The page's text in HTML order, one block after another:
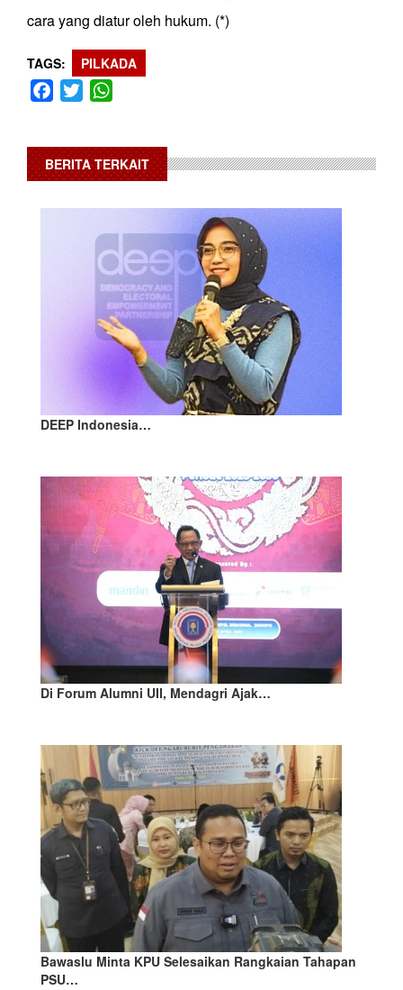
cara yang diatur oleh hukum. (*)
TAGS PILKADA
Facebook
Twitter
BERITA TERKAIT
DEEP Indonesia…
Di Forum Alumni UII, Mendagri Ajak…
Bawaslu Minta KPU Selesaikan Rangkaian Tahapan
PSU…